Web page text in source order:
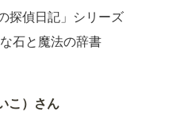
探偵日記」シリーズ
石と魔法の辞書
こ）さん